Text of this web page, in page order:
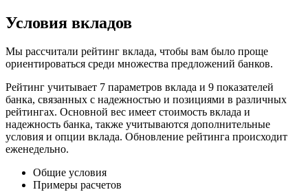
Условия вкладов
Мы рассчитали рейтинг вклада, чтобы вам было проще
ориентироваться среди множества предложений банков.
Рейтинг учитывает 7 параметров вклада и 9 показателей
банка, связанных с надежностью и позициями в различных
рейтингах. Основной вес имеет стоимость вклада и
надежность банка, также учитываются дополнительные
условия и опции вклада. Обновление рейтинга происходит
еженедельно.
Общие условия
Примеры расчетов